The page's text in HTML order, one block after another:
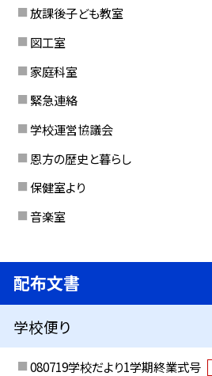
放課後子ども教室
図工室
家庭科室
緊急連絡
学校運営協議会
恩方の歴史と暮らし
保健室より
音楽室
配布文書
学校便り
080719学校だより1学期終業式号